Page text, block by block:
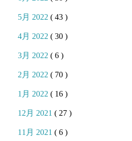
5月 2022( 43 )
4月 2022( 30 )
3月 2022( 6 )
2月 2022( 70 )
1月 2022( 16 )
12月 2021( 27 )
11月 2021( 6 )